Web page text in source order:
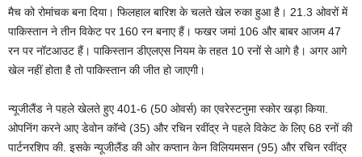
मैच को रोमांचक बना दिया। फिलहाल बारिश के चलते खेल रुका हुआ है। 21.3 ओवरों में
पाकिस्तान ने तीन विकेट पर 160 रन बनाए हैं। फखर जमां 106 और बाबर आजम 47
रन पर नॉटआउट हैं। पाकिस्तान डीएलएस नियम के तहत 10 रनों से आगे है। अगर आगे
खेल नहीं होता है तो पाकिस्तान की जीत हो जाएगी।
न्यूजीलैंड ने पहले खेलते हुए 401-6 (50 ओवर्स) का एवरेस्टनुमा स्कोर खड़ा क‍िया.
ओपन‍िंग करने आए डेवोन कॉन्वे (35) और रच‍िन रवींद्र ने पहले विकेट के लिए 68 रनों की
पार्टनरश‍िप की. इसके न्यूजीलैंड की ओर कप्तान केन व‍िल‍ियमसन (95) और रच‍िन रवींद्र